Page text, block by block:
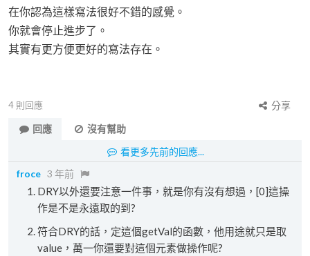
在你認為這樣寫法很好不錯的感覺。
你就會停止進步了。
其實有更方便更好的寫法存在。
4 則回應
分享
回應
沒有幫助
看更多先前的回應...
froce 3 年前
DRY以外還要注意一件事，就是你有沒有想過，[0]這操
作是不是永遠取的到?
符合DRY的話，定這個getVal的函數，他用途就只是取
value，萬一你還要對這個元素做操作呢?